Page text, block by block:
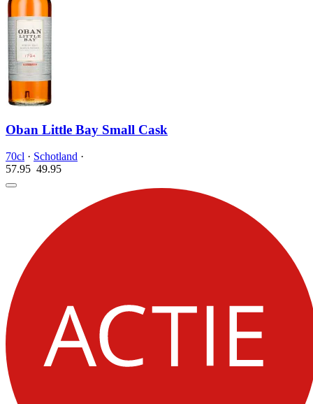
Oban Little Bay Small Cask
70cl · Schotland ·
57.95 49.95